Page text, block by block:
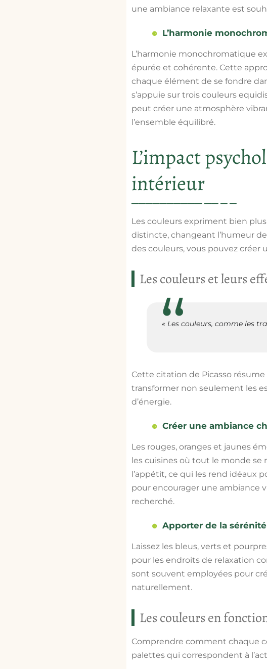
une ambiance relaxante est
L’harmonie
L’harmonie monochromatique
épurée et cohérente. Cette
chaque élément de se fondre
s’appuie sur trois couleurs
peut créer une atmosphère
l’ensemble équilibré.
L’impact
intérieur
Les couleurs expriment bien
distincte, changeant l’humeur
des couleurs, vous pouvez
Les couleurs et leurs
« Les couleurs, comme les
Cette citation de Picasso
transformer non seulement les
d’énergie.
Créer une ambiance
Les rouges, oranges et jaunes
les cuisines où tout le monde
l’appétit, ce qui les rend idéaux
pour encourager une ambiance
recherché.
Apporter de la
Laissez les bleus, verts et
pour les endroits de relaxation
sont souvent employées pour
naturellement.
Les couleurs en
Comprendre comment chaque
palettes qui correspondent à